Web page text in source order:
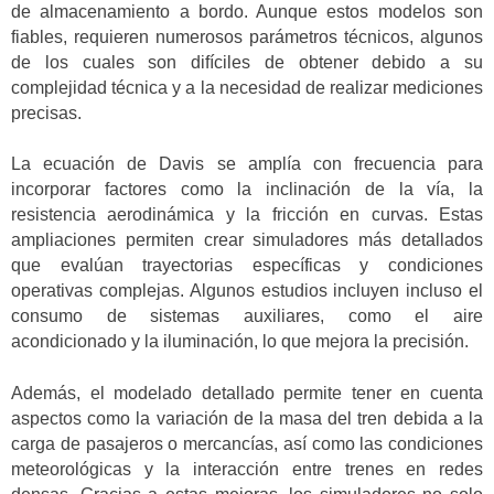
de almacenamiento a bordo. Aunque estos modelos son
fiables, requieren numerosos parámetros técnicos, algunos
de los cuales son difíciles de obtener debido a su
complejidad técnica y a la necesidad de realizar mediciones
precisas.
La ecuación de Davis se amplía con frecuencia para
incorporar factores como la inclinación de la vía, la
resistencia aerodinámica y la fricción en curvas. Estas
ampliaciones permiten crear simuladores más detallados
que evalúan trayectorias específicas y condiciones
operativas complejas. Algunos estudios incluyen incluso el
consumo de sistemas auxiliares, como el aire
acondicionado y la iluminación, lo que mejora la precisión.
Además, el modelado detallado permite tener en cuenta
aspectos como la variación de la masa del tren debida a la
carga de pasajeros o mercancías, así como las condiciones
meteorológicas y la interacción entre trenes en redes